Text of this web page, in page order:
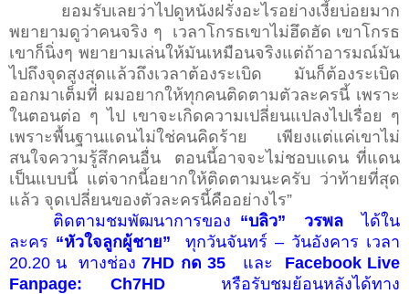
ยอมรับเลยว่าไปดูหนังฝรั่งอะไรอย่างเงี้ยบ่อยมาก
พยายามดูว่าคนจริง ๆ
เวลาโกรธเขาไม่ฮึดฮัด เขาโกรธ
เขาก็นิ่งๆ พยายามเล่นให้มันเหมือนจริงแต่ถ้าอารมณ์มัน
ไปถึงจุดสูงสุดแล้วถึงเวลาต้องระเบิด มันก็ต้องระเบิด
ออกมาเต็มที่ ผมอยากให้ทุกคนติดตามตัวละครนี้ เพราะ
ในตอนต่อ ๆ ไป เขาจะเกิดความเปลี่ยนแปลงไปเรื่อย ๆ
เพราะพื้นฐานแดนไม่ใช่คนคิดร้าย เพียงแต่แค่เขาไม่
สนใจความรู้สึกคนอื่น
ตอนนี้อาจจะไม่ชอบแดน ที่แดน
เป็นแบบนี้ แต่จากนี้อยากให้ติดตามนะครับ ว่าท้ายที่สุด
แล้ว จุดเปลี่ยนของตัวละครนี้คืออย่างไร”
ติดตามชมพัฒนาการของ “บลิว” วรพล
ได้ใน
ละคร “หัวใจลูกผู้ชาย”
ทุกวันจันทร์ – วันอังคาร เวลา
20.20 น ทางช่อง7HD กด35 และ
Facebook Live
Fanpage: Ch7HD
หรือรับชมย้อนหลังได้ทาง